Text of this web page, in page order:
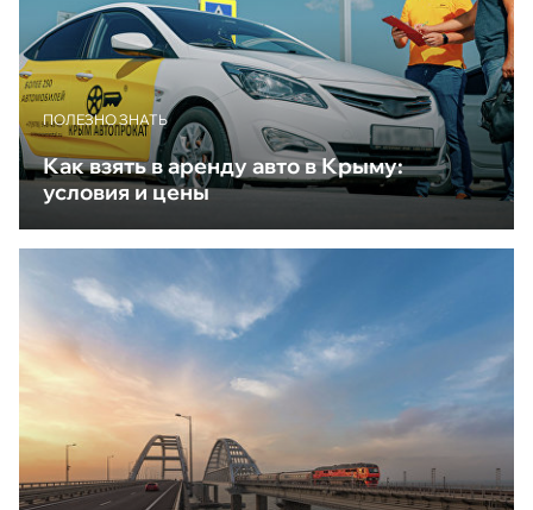
ПОЛЕЗНО ЗНАТЬ
Как взять в аренду авто в Крыму:
условия и цены